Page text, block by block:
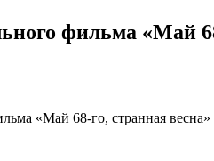
фильма «Май